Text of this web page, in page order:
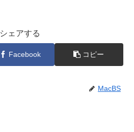
シェアする
Facebook コピー
MacBS